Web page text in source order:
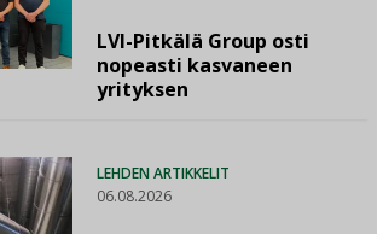
LVI-Pitkälä Group osti
nopeasti kasvaneen
yrityksen
LEHDEN ARTIKKELIT
06.08.2026